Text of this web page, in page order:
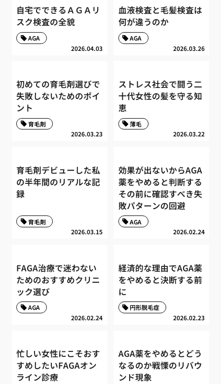
自宅でできるＡＧＡリ
スク検査の全貌
2026.04.03
AGA
血液検査と毛髪検査は
何が違うのか
2026.03.26
AGA
初めての育毛剤選びで
失敗しないためのポイ
ント
2026.03.23
育毛剤
ストレス社会で闘う二
十代女性の髪を守る知
恵
2026.03.22
薄毛
育毛剤デビューした私
の半年間のリアルな記
録
2026.03.15
育毛剤
効果が出ないからAGA
薬をやめると判断する
その前に確認すべき失
敗パターンの回避
2026.02.24
AGA
FAGA治療で迷わない
ためのおすすめクリニ
ック選び
2026.02.24
AGA
経済的な理由でAGA薬
をやめると決断する前
に
2026.02.23
円形脱毛症
忙しい女性にこそおす
すめしたいFAGAオン
ライン診療
AGA薬をやめるとどう
なるのか戦慄のリバウ
ンド現象